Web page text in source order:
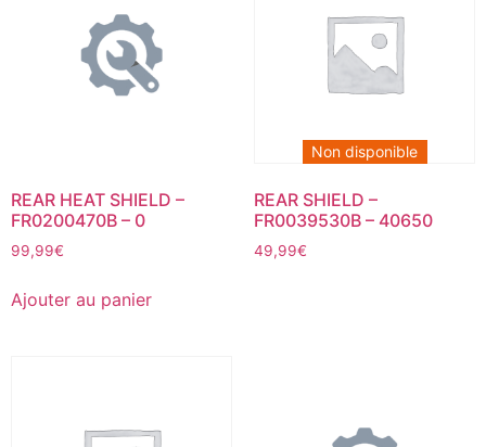
REAR HEAT SHIELD –
FR0200470B – 0
99,99€
Ajouter au panier
Non disponible
REAR SHIELD –
FR0039530B – 40650
49,99€